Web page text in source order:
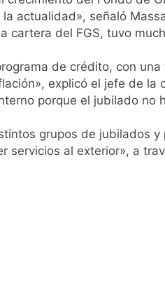
Cayetano
y desagües en medio de las
infracciones en segundos
Abuelos No Mienten»
con foco en los
actualidad», señaló
cartera del FGS, tuvo
de crédito, con
explicó el jefe de la
porque el jubilado no
grupos de jubilados
al exterior», a